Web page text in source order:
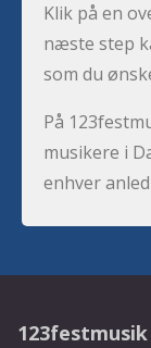
Klik på en
næste step
som du
På
musikere i
enhver
123festmusik